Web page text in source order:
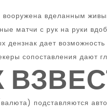
вделанным
матчи с рук на руки
дензнак дает
сопоставления дают
подставляются